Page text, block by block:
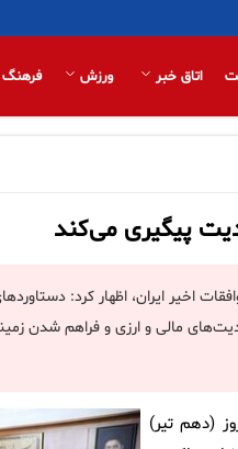
اتاق خبر ورزش فرهنگ
پیگیری می‌کند
اخیر ایران، اظهار کرد:
مالی و ارزی و فراهم شدن
(دهم تیر)